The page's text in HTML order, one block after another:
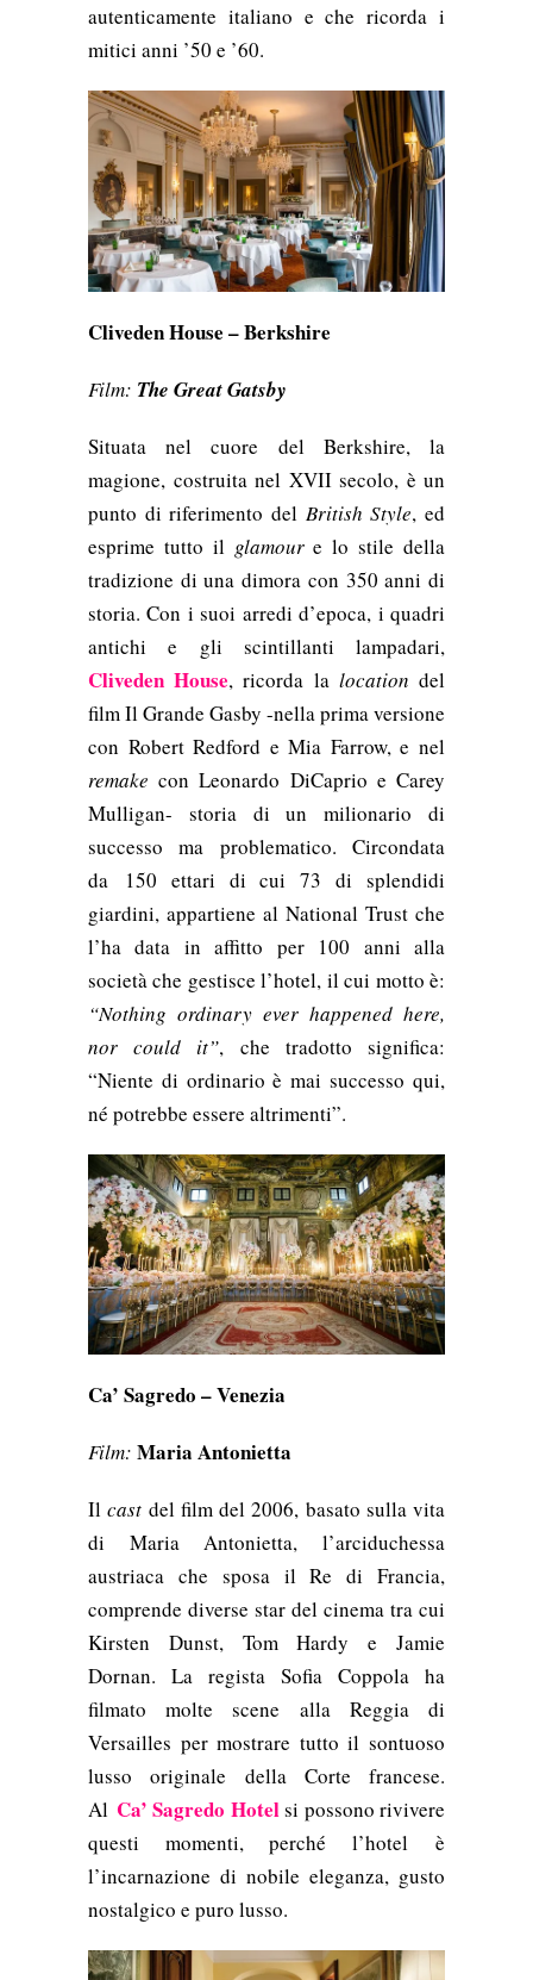
autenticamente italiano e che ricorda i
mitici anni ’50 e ’60.
Cliveden House – Berkshire
Film: The Great Gatsby
Situata nelcuore del Berkshire, la
magione, costruita nel XVII secolo, è un
punto di riferimento del British Style, ed
esprime tutto il glamoure lo stile della
tradizione di una dimora con 350 anni di
storia. Con i suoi arredi d’epoca, i quadri
antichi e gli scintillanti lampadari,
Cliveden House, ricorda la location del
film Il Grande Gasby -nella prima versione
con Robert Redford e Mia Farrow, e nel
remake con Leonardo DiCaprio e Carey
Mulligan- storia di un milionario di
successo ma problematico. Circondata
da 150 ettari di cui 73 di splendidi
giardini, appartiene al National Trust che
l’ha data in affitto per 100 anni alla
società che gestisce l’hotel, il cui motto è:
“Nothing ordinary ever happened here,
nor could it”, che tradotto significa:
“Niente di ordinario è mai successo qui,
né potrebbe essere altrimenti”.
Ca’ Sagredo – Venezia
Film: Maria Antonietta
Ilcast del film del 2006, basato sulla vita
di Maria Antonietta, l’arciduchessa
austriaca che sposa il Re di Francia,
comprende diverse star del cinema tra cui
Kirsten Dunst, Tom HardyeJamie
Dornan. La regista Sofia Coppola ha
filmato molte scene alla Reggia di
Versailles per mostrare tutto il sontuoso
lusso originale della Corte francese.
Al Ca’ Sagredo Hotelsi possono rivivere
questi momenti, perché l’hotel è
l’incarnazione di nobile eleganza, gusto
nostalgico e puro lusso.